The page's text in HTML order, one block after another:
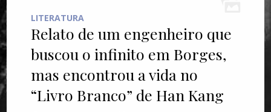
LITERATURA
Relato de um engenheiro que
buscou o infinito em Borges,
mas encontrou a vida no
“Livro Branco” de Han Kang